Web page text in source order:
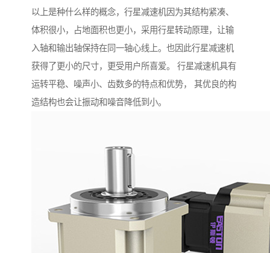
以上是种什么样的概念，行星减速机因为其结构紧凑、
体积很小，占地面积也更小，采用行星转动原理，让输
入轴和输出轴保持在同一轴心线上。也因此行星减速机
获得了更小的尺寸，更受用户所喜爱。 行星减速机具有
运转平稳、噪声小、齿数多的特点和优势， 其优良的构
造结构也会让振动和噪音降低到小。